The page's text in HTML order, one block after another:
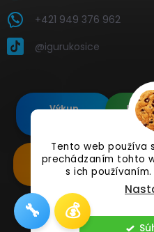
Tento web používa
prechádzaním tohto
s ich
+421 949 376 962
@igurukosice
Výkup
Renovované
Samsung's
Copyright 2026 iguru.sk
🔧 💰